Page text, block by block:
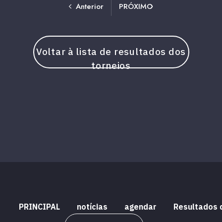
Anterior PRÓXIMO
Voltar à lista de resultados dos
torneios
PRINCIPAL notícias agendar Resultados